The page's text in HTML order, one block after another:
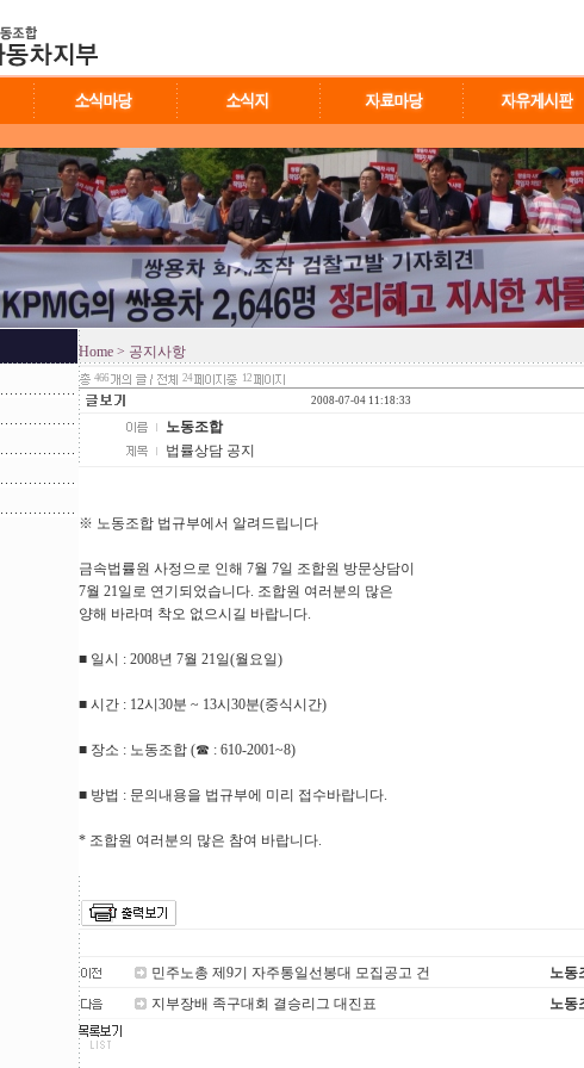
Home > 공지사항
466 24
12
2008-07-04 11:18:33
노동조합
법률상담 공지
※ 노동조합 법규부에서 알려드립니다
금속법률원 사정으로 인해 7월 7일 조합원 방문상담이
7월 21일로 연기되었습니다. 조합원 여러분의 많은
양해 바라며 착오 없으시길 바랍니다.
■ 일시 : 2008년 7월 21일(월요일)
■ 시간 : 12시30분 ~ 13시30분(중식시간)
■ 장소 : 노동조합 (☎ : 610-2001~8)
■ 방법 : 문의내용을 법규부에 미리 접수바랍니다.
* 조합원 여러분의 많은 참여 바랍니다.
민주노총 제9기 자주통일선봉대 모집공고 건 노동
지부장배 족구대회 결승리그 대진표 노동